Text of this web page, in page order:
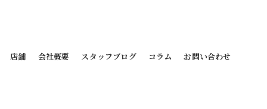
店舗 会社概要 スタッフブログ コラム お問い合わせ